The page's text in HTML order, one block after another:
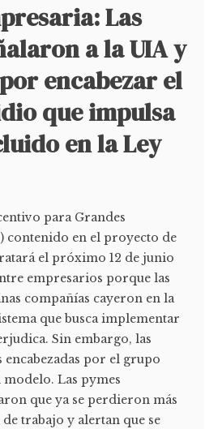
Las
a la UIA y
encabezar el
que impulsa
en la Ley
para Grandes
contenido en el proyecto de
el próximo 12 de junio
empresarios porque las
compañías cayeron en la
que busca implementar
Sin embargo, las
encabezadas por el grupo
Las pymes
que ya se perdieron más
de trabajo y alertan que se